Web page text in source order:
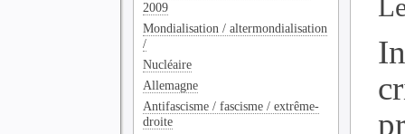
2009
Mondialisation / altermondialisation
/
Nucléaire
Allemagne
Antifascisme / fascisme / extrême-
droite